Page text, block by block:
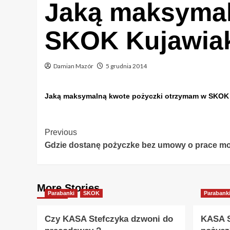
Jaką
SKOK
Damian Mazór 5 grudnia 2014
Jaką maksymalną kwote pożyczki otrzymam w
Post
Navigation
Previous
Gdzie dostanę pożyczke bez umowy o prace
More Stories
Parabanki SKOK
Czy KASA Stefczyka dzwoni do
Parabanki
KASA